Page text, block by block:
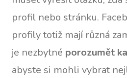
profil nebo stránku.
profily totiž mají různá
je nezbytné porozumět
abyste si mohli vybrat